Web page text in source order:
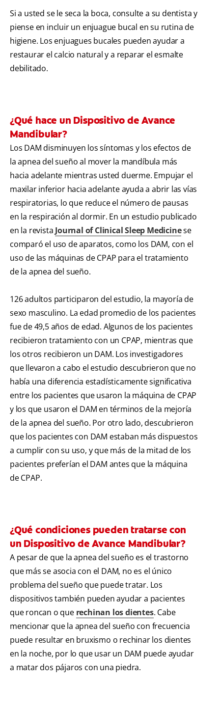
Si a usted se le seca la boca, consulte a su dentista y
piense en incluir un enjuague bucal en su rutina de
higiene. Los enjuagues bucales pueden ayudar a
restaurar el calcio natural y a reparar el esmalte
debilitado.
¿Qué hace un Dispositivo de Avance
Mandibular?
Los DAM disminuyen los síntomas y los efectos de
la apnea del sueño al mover la mandíbula más
hacia adelante mientras usted duerme. Empujar el
maxilar inferior hacia adelante ayuda a abrir las vías
respiratorias, lo que reduce el número de pausas
en la respiración al dormir. En un estudio publicado
en la revista Journal of Clinical Sleep Medicinese
comparó el uso de aparatos, como los DAM, con el
uso de las máquinas de CPAP para el tratamiento
de la apnea del sueño.
126 adultos participaron del estudio, la mayoría de
sexo masculino. La edad promedio de los pacientes
fue de 49,5 años de edad. Algunos de los pacientes
recibieron tratamiento con un CPAP, mientras que
los otros recibieron un DAM. Los investigadores
que llevaron a cabo el estudio descubrieron que no
había una diferencia estadísticamente significativa
entre los pacientes que usaron la máquina de CPAP
y los que usaron el DAM en términos de la mejoría
de la apnea del sueño. Por otro lado, descubrieron
que los pacientes con DAM estaban más dispuestos
a cumplir con su uso, y que más de la mitad de los
pacientes preferían el DAM antes que la máquina
de CPAP.
¿Qué condiciones pueden tratarse con
un Dispositivo de Avance Mandibular?
A pesar de que la apnea del sueño es el trastorno
que más se asocia con el DAM, no es el único
problema del sueño que puede tratar. Los
dispositivos también pueden ayudar a pacientes
que roncan o que rechinan los dientes. Cabe
mencionar que la apnea del sueño con frecuencia
puede resultar en bruxismo o rechinar los dientes
en la noche, por lo que usar un DAM puede ayudar
a matar dos pájaros con una piedra.